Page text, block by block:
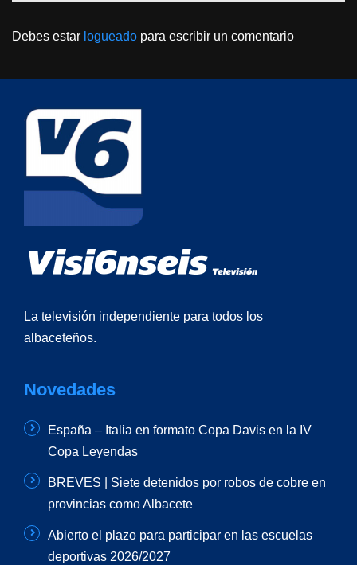
Debes estar logueado para escribir un comentario
La televisión independiente para todos los
albaceteños.
Novedades
España – Italia en formato Copa Davis en la IV
Copa Leyendas
BREVES | Siete detenidos por robos de cobre en
provincias como Albacete
Abierto el plazo para participar en las escuelas
deportivas 2026/2027